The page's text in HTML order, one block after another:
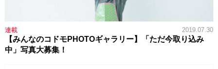
連載 2019.07.30
【みんなのコドモPHOTOギャラリー】「ただ今取り込み
中」写真大募集！